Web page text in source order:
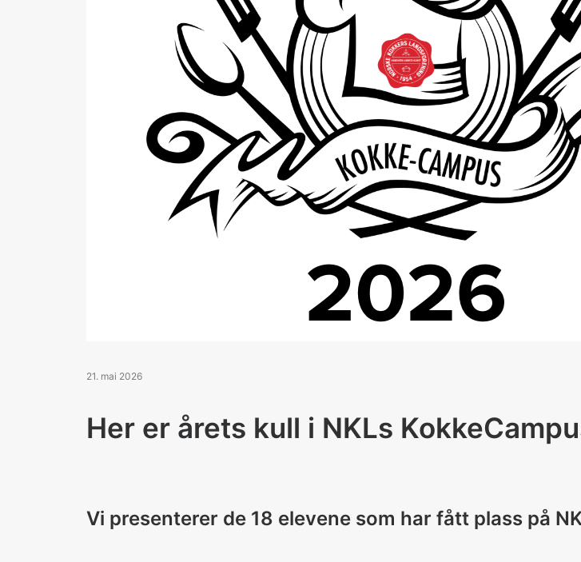
21. mai 2026
Her er årets kull i NKLs
Vi presenterer de 18 elevene som har fått plass på